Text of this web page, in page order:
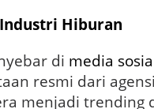
Industri Hiburan
di media
resmi dari agensi
menjadi trending